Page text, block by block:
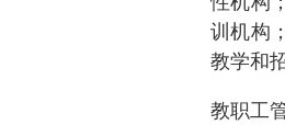
训机构
教学和
教职工